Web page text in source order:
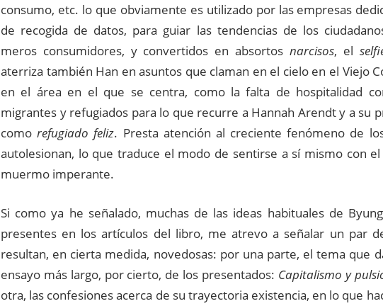
consumo, etc. lo que obviamente es utilizado por las empresas
de recogida de datos, para guiar las tendencias de los
meros consumidores, y convertidos en absortos narcisos, el
aterriza también Han en asuntos que claman en el cielo en el Viejo
en el área en el que se centra, como la falta de hospitalidad
migrantes y refugiados para lo que recurre a Hannah Arendt y a su
comorefugiado feliz. Presta atención al creciente fenómeno de
autolesionan, lo que traduce el modo de sentirse a sí mismo con
muermo imperante.
Si como ya he señalado, muchas de las ideas habituales de
presentes en los artículos del libro, me atrevo a señalar un par
resultan, en cierta medida, novedosas: por una parte, el tema que
ensayo más largo, por cierto, de los presentados: Capitalismo y
otra, las confesiones acerca de su trayectoria existencia, en lo que